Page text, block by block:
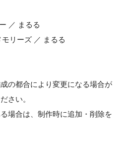
／ まるる
／ まるる
の都合により変更になる場合が
さい。
場合は、制作時に追加・削除を